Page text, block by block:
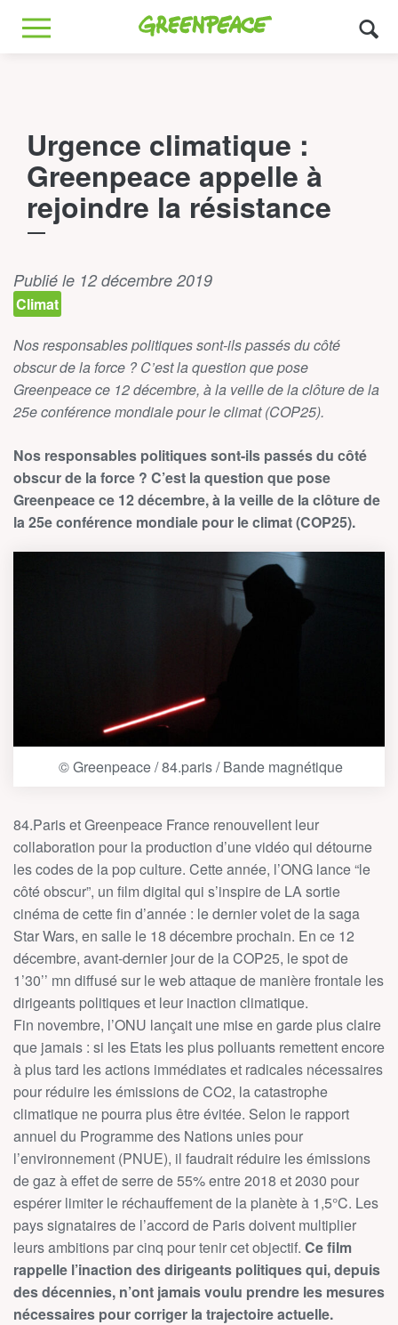
Greenpeace
MENU
Urgence climatique :
Greenpeace appelle à
rejoindre la résistance
Publié le 12 décembre 2019
Climat
Nos responsables politiques sont-ils passés du côté
obscur de la force ? C’est la question que pose
Greenpeace ce 12 décembre, à la veille de la clôture de la
25e conférence mondiale pour le climat (COP25).
Nos responsables politiques sont-ils passés du côté
obscur de la force ? C’est la question que pose
Greenpeace ce 12 décembre, à la veille de la clôture de
la 25econférence mondiale pour le climat (COP25).
© Greenpeace / 84.paris / Bande magnétique
84.Paris et Greenpeace France renouvellent leur
collaboration pour la production d’une vidéo qui détourne
les codes de la pop culture. Cette année, l’ONG lance “le
côté obscur”, un film digital qui s’inspire de LA sortie
cinéma de cette fin d’année : le dernier volet de la saga
Star Wars, en salle le 18 décembre prochain. En ce 12
décembre, avant-dernier jour de la COP25, le spot de
1’30’’ mn diffusé sur le web attaque de manière frontale les
dirigeants politiques et leur inaction climatique.
Fin novembre, l’ONU lançait une mise en garde plus claire
que jamais : si les Etats les plus polluants remettent encore
à plus tard les actions immédiates et radicales nécessaires
pour réduire les émissions de CO2, la catastrophe
climatique ne pourra plus être évitée. Selon le rapport
annuel du Programme des Nations unies pour
l’environnement (PNUE), il faudrait réduire les émissions
de gaz à effet de serre de 55% entre 2018 et 2030 pour
espérer limiter le réchauffement de la planète à 1,5°C. Les
pays signataires de l’accord de Paris doivent multiplier
leurs ambitions par cinq pour tenir cet objectif. Ce film
rappelle l’inaction des dirigeants politiques qui, depuis
des décennies, n’ont jamais voulu prendre les mesures
nécessaires pour corriger la trajectoire actuelle.